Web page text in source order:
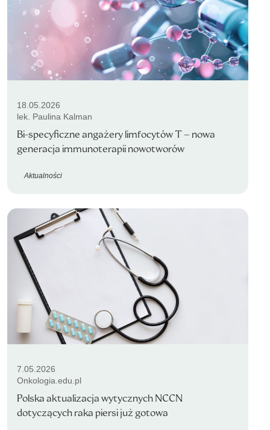
18.05.2026
lek. Paulina Kalman
Bi-specyficzne angażery limfocytów T – nowa
generacja immunoterapii nowotworów
Aktualności
7.05.2026
Onkologia.edu.pl
Polska aktualizacja wytycznych NCCN
dotyczących raka piersi już gotowa